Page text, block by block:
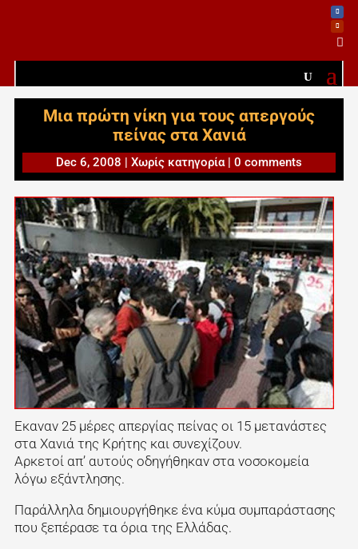

Μια πρώτη νίκη για τους απεργούς
πείνας στα Χανιά
Dec 6, 2008 | Χωρίς κατηγορία| 0 comments
Εκαναν 25 μέρες απεργίας πείνας οι 15 μετανάστες
στα Χανιά της Κρήτης και συνεχίζουν.
Αρκετοί απ’ αυτούς οδηγήθηκαν στα νοσοκομεία
λόγω εξάντλησης.
Παράλληλα δημιουργήθηκε ένα κύμα συμπαράστασης
που ξεπέρασε τα όρια της Ελλάδας.